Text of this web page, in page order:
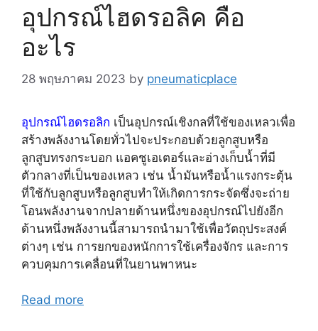
อุปกรณ์ไฮดรอลิค คือ
อะไร
28 พฤษภาคม 2023 by pneumaticplace
อุปกรณ์ไฮดรอลิก เป็นอุปกรณ์เชิงกลที่ใช้ของเหลวเพื่อ
สร้างพลังงานโดยทั่วไปจะประกอบด้วยลูกสูบหรือ
ลูกสูบทรงกระบอก แอคชูเอเตอร์และอ่างเก็บน้ำที่มี
ตัวกลางที่เป็นของเหลว เช่น น้ำมันหรือน้ำแรงกระตุ้น
ที่ใช้กับลูกสูบหรือลูกสูบทำให้เกิดการกระจัดซึ่งจะถ่าย
โอนพลังงานจากปลายด้านหนึ่งของอุปกรณ์ไปยังอีก
ด้านหนึ่งพลังงานนี้สามารถนำมาใช้เพื่อวัตถุประสงค์
ต่างๆ เช่น การยกของหนักการใช้เครื่องจักร และการ
ควบคุมการเคลื่อนที่ในยานพาหนะ
Read more